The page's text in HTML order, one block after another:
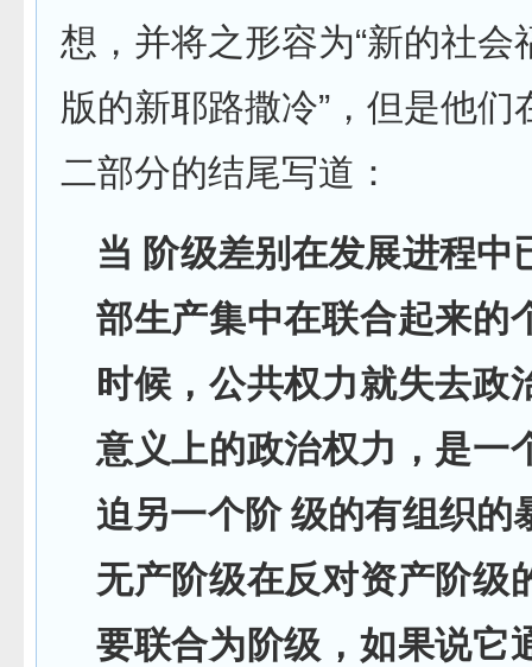
想，并将之形容为“新的社会
版的新耶路撒冷”，但是他们
二部分的结尾写道：
当 阶级差别在发展进程中
部生产集中在联合起来的
时候，公共权力就失去政
意义上的政治权力，是一
迫另一个阶 级的有组织的
无产阶级在反对资产阶级
要联合为阶级，如果说它